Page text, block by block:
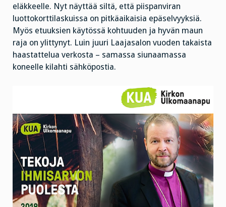
eläkkeelle. Nyt näyttää siltä, että piispanviran
luottokorttilaskuissa on pitkäaikaisia epäselvyyksiä.
Myös etuuksien käytössä kohtuuden ja hyvän maun
raja on ylittynyt. Luin juuri Laajasalon vuoden takaista
haastattelua verkosta – samassa siunaamassa
koneelle kilahti sähköpostia.